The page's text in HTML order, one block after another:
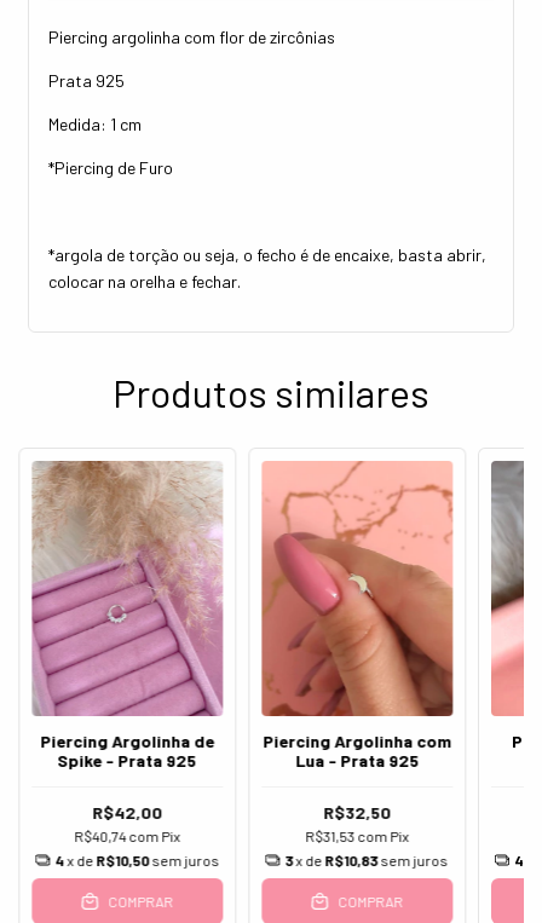
Piercing argolinha com flor de zircônias
Prata 925
Medida: 1 cm
*Piercing de Furo
*argola de torção ou seja, o fecho é de encaixe, basta abrir,
colocar na orelha e fechar.
Produtos similares
Piercing Argolinha de
Spike - Prata 925
R$42,00
R$40,74com Pix
4x de R$10,50 sem juros
COMPRAR
Piercing Argolinha com
Lua - Prata 925
R$32,50
R$31,53 com Pix
3x de R$10,83sem juros
COMPRAR
4